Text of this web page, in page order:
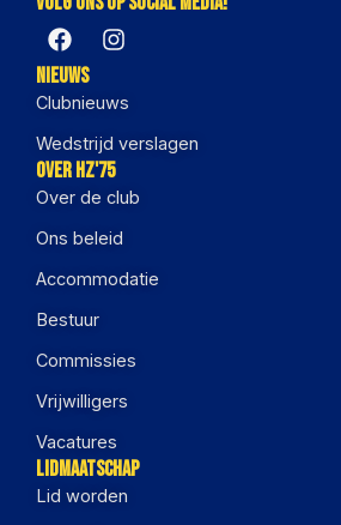
Nieuws
Clubnieuws
Wedstrijd verslagen
Over HZ'75
Over de club
Ons beleid
Accommodatie
Bestuur
Commissies
Vrijwilligers
Vacatures
Lidmaatschap
Lid worden